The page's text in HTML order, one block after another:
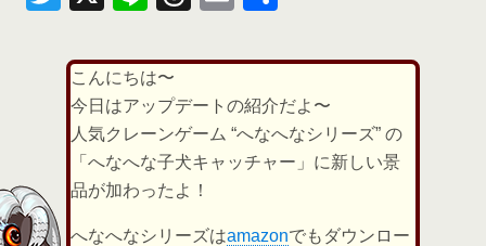
itt
er
e re
a
d
s
ai
l
こんにちは〜
今日はアップデートの紹介だよ〜
人気クレーンゲーム “へなへなシリーズ” の
「へなへな子犬キャッチャー」に新しい景
品が加わったよ！
へなへなシリーズはamazonでもダウンロー